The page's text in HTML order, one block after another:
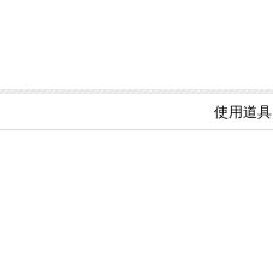
使用道具